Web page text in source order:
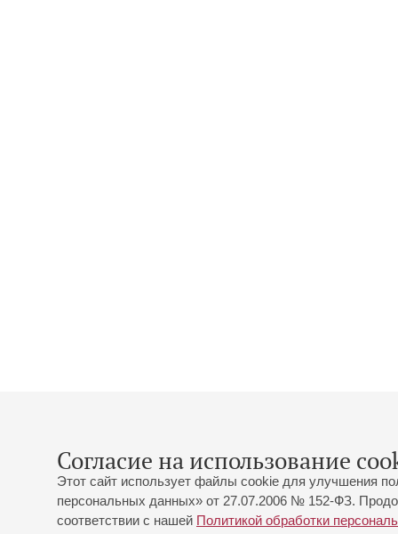
Согласие на использование
Этот сайт использует файлы cookie для улучшения
персональных данных» от 27.07.2006 № 152-ФЗ.
соответствии с нашей Политикой обработки